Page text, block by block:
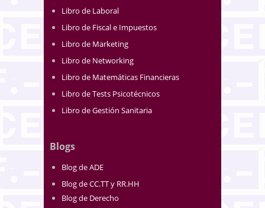
Libro de Laboral
Libro de Fiscal e Impuestos
Libro de Marketing
Libro de Networking
Libro de Matemáticas Financieras
Libro de Tests Psicotécnicos
Libro de Gestión Sanitaria
Blogs
Blog de ADE
Blog de CC.TT y RR.HH
Blog de Derecho